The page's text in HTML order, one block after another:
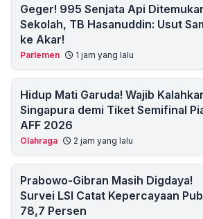
Geger! 995 Senjata Api
Sekolah, TB Hasanuddin: Usut
ke Akar!
Parlemen 1 jam yang lalu
Hidup Mati Garuda! Wajib
Singapura demi Tiket Semifinal
AFF 2026
Olahraga 2 jam yang lalu
Prabowo-Gibran Masih Digdaya!
Survei LSI Catat Kepercayaan
78,7 Persen